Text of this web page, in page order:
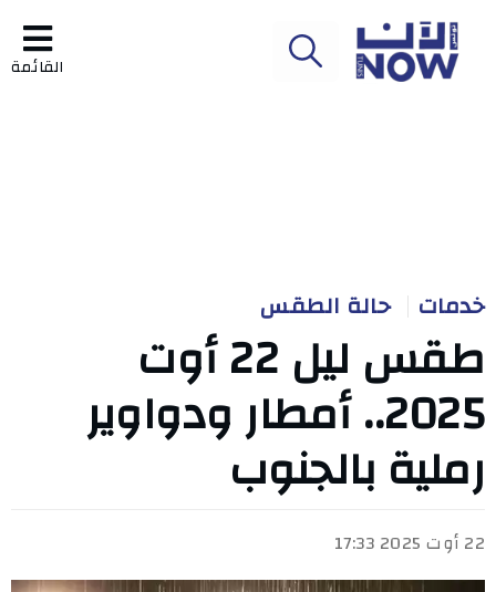
القائمة
خدمات حالة الطقس
طقس ليل 22 أوت
2025.. أمطار ودواوير
رملية بالجنوب
22 أوت 2025 17:33